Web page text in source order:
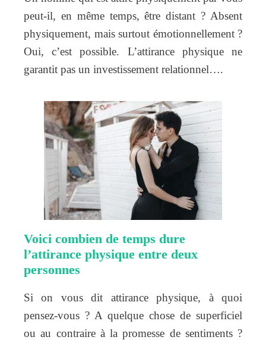
peut-il, en même temps, être distant ? Absent
physiquement, mais surtout émotionnellement ?
Oui, c’est possible. L’attirance physique ne
garantit pas un investissement relationnel….
Voici combien de temps dure
l’attirance physique entre deux
personnes
Si on vous dit attirance physique, à quoi
pensez-vous ? A quelque chose de superficiel
ou au contraire à la promesse de sentiments ?